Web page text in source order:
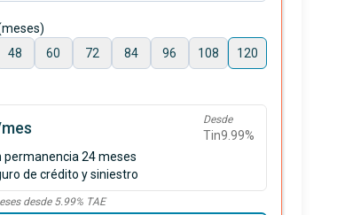
48 60 72 84 96 108 120
Desde
Tin9.99%
permanencia 24 meses
de crédito y siniestro
desde 5.99% TAE